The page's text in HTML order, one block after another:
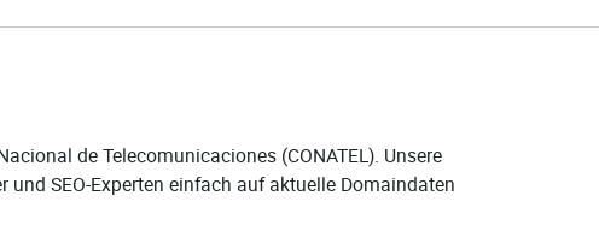
de Telecomunicaciones (CONATEL). Unsere
SEO-Experten einfach auf aktuelle Domaindaten